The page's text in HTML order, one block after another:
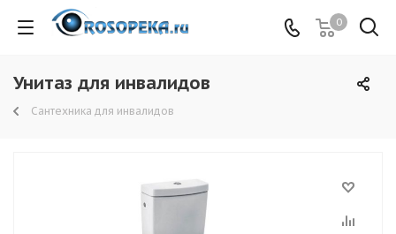
0
Унитаз для инвалидов
Сантехника для инвалидов